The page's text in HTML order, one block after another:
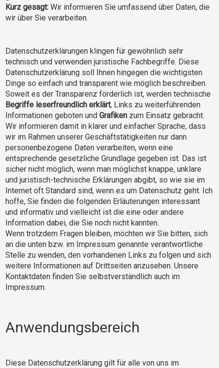
Kurz gesagt: Wir informieren Sie umfassend über Daten, die
wir über Sie verarbeiten.
Datenschutzerklärungen klingen für gewöhnlich sehr
technisch und verwenden juristische Fachbegriffe. Diese
Datenschutzerklärung soll Ihnen hingegen die wichtigsten
Dinge so einfach und transparent wie möglich beschreiben.
Soweit es der Transparenz förderlich ist, werden technische
Begriffe leserfreundlich erklärt, Links zu weiterführenden
Informationen geboten undGrafiken zum Einsatz gebracht.
Wir informieren damit in klarer und einfacher Sprache, dass
wir im Rahmen unserer Geschäftstätigkeiten nur dann
personenbezogene Daten verarbeiten, wenn eine
entsprechende gesetzliche Grundlage gegeben ist. Das ist
sicher nicht möglich, wenn man möglichst knappe, unklare
und juristisch-technische Erklärungen abgibt, so wie sie im
Internet oft Standard sind, wenn es um Datenschutz geht. Ich
hoffe, Sie finden die folgenden Erläuterungen interessant
und informativ und vielleicht ist die eine oder andere
Information dabei, die Sie noch nicht kannten.
Wenn trotzdem Fragen bleiben, möchten wir Sie bitten, sich
an die unten bzw. im Impressum genannte verantwortliche
Stelle zu wenden, den vorhandenen Links zu folgen und sich
weitere Informationen auf Drittseiten anzusehen. Unsere
Kontaktdaten finden Sie selbstverständlich auch im
Impressum.
Anwendungsbereich
Diese Datenschutzerklärung gilt für alle von uns im